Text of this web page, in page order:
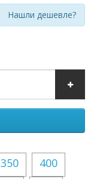
Нашли дешевле?
350
400